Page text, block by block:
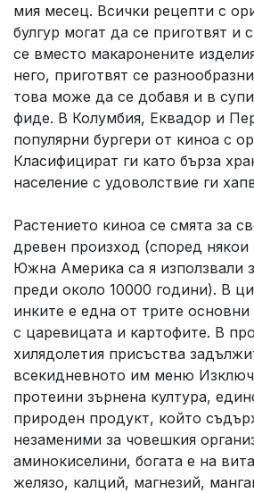
мия месец. Всички рецепти с
булгур могат да се приготвят и
се вместо макаронените
него, приготвят се
това може да се добавя и в
фиде. В Колумбия, Еквадор и
популярни бургери от киноа с
Класифицират ги като бърза
население с удоволствие ги
Растението киноа се смята за
древен произход (според някои
Южна Америка са я използвали
преди около 10000 години). В
инките е една от трите основни
с царевицата и картофите. В
хилядолетия присъства
всекидневното им меню
протеини зърнена култура,
природен продукт, който
незаменими за човешкия
аминокиселини, богата е на
желязо, калций, магнезий,